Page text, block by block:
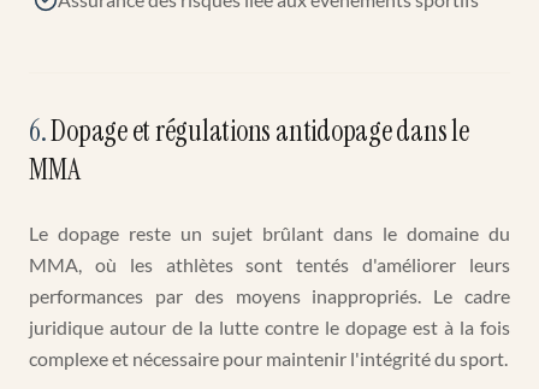
6.Dopage et régulations antidopage dans le
MMA
Le dopage reste un sujet brûlant dans le domaine du
MMA, où les athlètes sont tentés d'améliorer leurs
performances par des moyens inappropriés. Le cadre
juridique autour de la lutte contre le dopage est à la fois
complexe et nécessaire pour maintenir l'intégrité du sport.